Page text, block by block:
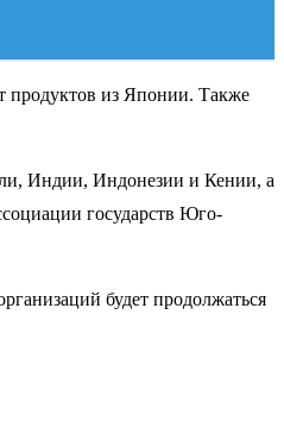
продуктов из Японии. Также
Индии, Индонезии и Кении, а
государств Юго-
будет продолжаться